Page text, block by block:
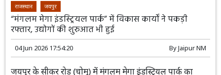
Read More...
“मंगलम मेगा इंडस्ट्रियल पार्क” में विकास कार्यों ने पकड़ी
रफ्तार, उद्योगों की शुरुआत भी हुई